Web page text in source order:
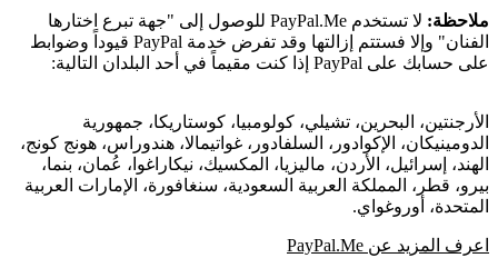
ملاحظة:
لا تستخدم PayPal.Me للوصول إلى "جهة تبرع اختارها
الفنان" وإلا فستتم إزالتها وقد تفرض خدمة PayPal قيوداً وضوابط
على حسابك على PayPal إذا كنت مقيماً في أحد البلدان التالية:
الأرجنتين، البحرين، تشيلي، كولومبيا، كوستاريكا، جمهورية
الدومينيكان، الإكوادور، السلفادور، غواتيمالا، هندوراس، هونج كونج،
الهند، إسرائيل، الأردن، ماليزيا، المكسيك، نيكاراغوا، عُمان، بنما،
بيرو، قطر، المملكة العربية السعودية، سنغافورة، الإمارات العربية
المتحدة، أوروغواي.
اعرف المزيد عن PayPal.Me